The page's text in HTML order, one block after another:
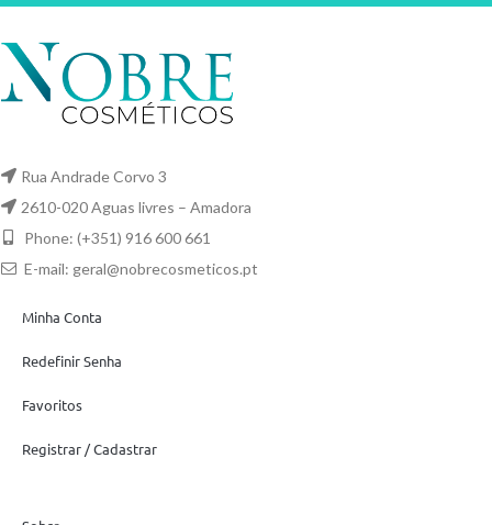
Rua Andrade Corvo 3
2610-020 Aguas livres – Amadora
Phone: (+351) 916 600 661
E-mail: geral@nobrecosmeticos.pt
Minha Conta
Redefinir Senha
Favoritos
Registrar / Cadastrar